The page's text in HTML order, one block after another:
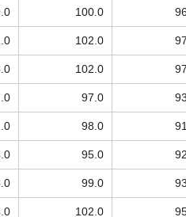
100.0
102.0
102.0
97.0
98.0
95.0
99.0
102.0